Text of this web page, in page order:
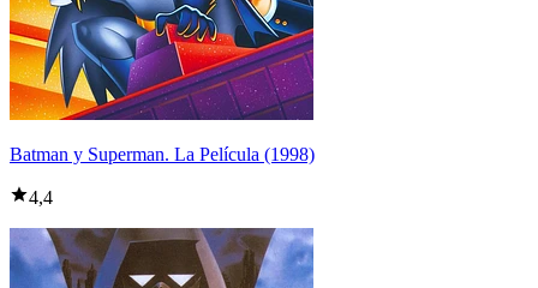
Batman y Superman. La Película (1998)
4,4